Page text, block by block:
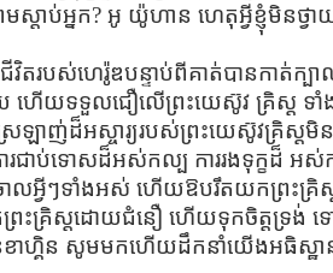
ស្ដាប់អ្នក? អូ យ៉ូហាន ហេតុអ្វីខ្ញុំមិនថ្
តរបស់ហេរ៉ូឌបន្ទាប់ពីគាត់បានកាត់ក្
ើយទទួលជឿលើព្រះយេស៊ូវ គ្រិស្ដ ទាំងថ្
ឡាញ់ដ៏អស្ចារ្យរបស់ព្រះយេស៊ូវគ្រិស្ដមិ
ារជាប់ទោសដ៏អស់កល្ប ការរងទុក្ខដ៏ អ
វីៗទាំងអស់ ហើយឱបរឹតយកព្រះគ្រិស្ដ
រះគ្រិស្ដដោយជំនឿ ហើយទុកចិត្ដទ្រង់ ទ
គិន សូមមកហើយដឹកនាំយើងអធិស្ឋាន ដ